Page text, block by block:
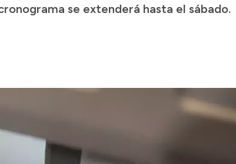
se extenderá hasta el sábado.